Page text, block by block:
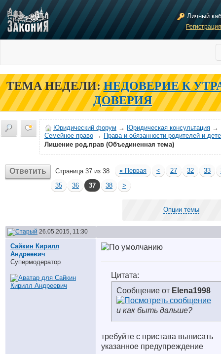
Личный
ТЕМА НЕДЕЛИ: НЕДОВЕРИЕ К
ДОВЕРИЯ
Юридический форум → Юридическая консультация →
Семейное право → Права и обязанности родителей и
Лишение род.прав (Объединенная тема)
Ответить Страница 37 из 38 « Первая < 27 32 33
35
36 37 38 >
Опции темы
26.05.2015, 11:30
Сайкин Кирилл
Андреевич
Супермодератор
Цитата:
Сообщение от Elena1998
и как быть дальше?
требуйте с пристава выписать
указанное предупреждение